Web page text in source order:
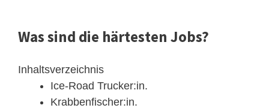
Was sind die härtesten Jobs?
Inhaltsverzeichnis
Ice-Road Trucker:in.
Krabbenfischer:in.